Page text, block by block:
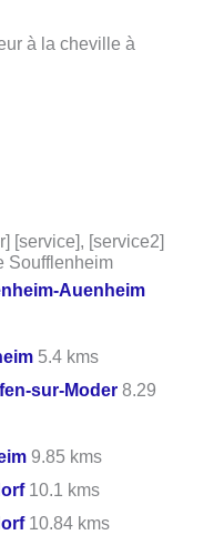
à la cheville à
[service], [service2]
Soufflenheim
Auenheim
5.4 kms
sur-Moder 8.29
9.85 kms
10.1 kms
10.84 kms